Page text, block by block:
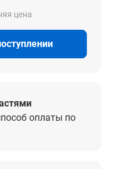
цена
оплаты по